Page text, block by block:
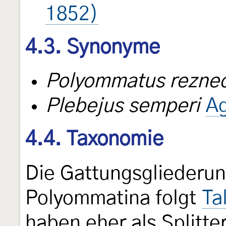
1852)
4.3. Synonyme
Polyommatus
Plebejus semperi
4.4. Taxonomie
Die
Polyommatina folgt